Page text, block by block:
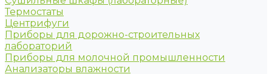
Термостаты
Центрифуги
Приборы для дорожно-строительных
лабораторий
Приборы для молочной промышленности
Анализаторы влажности